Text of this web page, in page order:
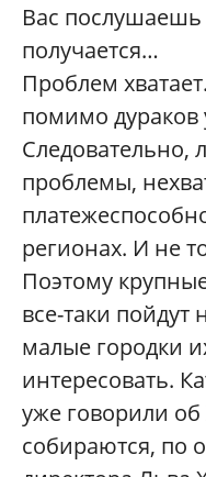
Вас послушаешь
получается…
Проблем
помимо дураков
Следовательно,
проблемы,
регионах. И не
Поэтому
все-таки пойдут
малые городки
интересовать.
уже говорили
собираются, по